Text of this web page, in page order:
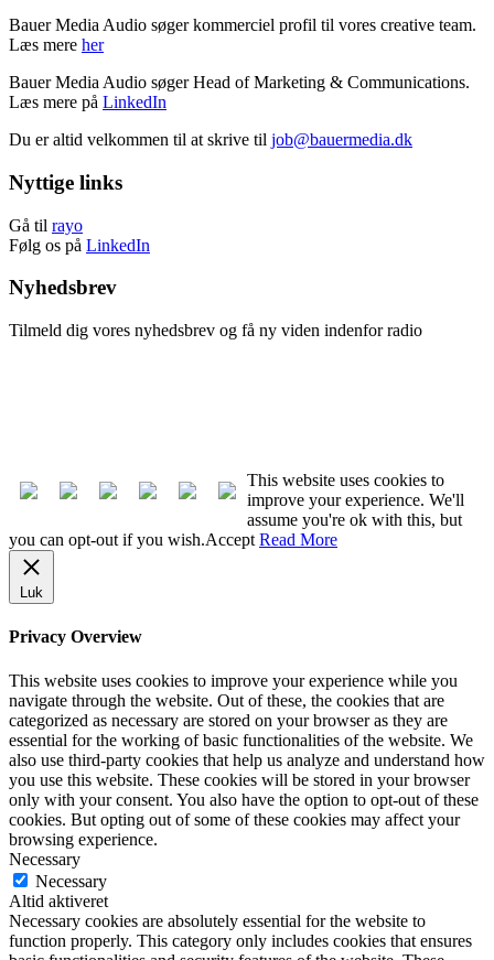
Bauer Media Audio søger kommerciel profil til vores creative team.
Læs mere her
Bauer Media Audio søger Head of Marketing & Communications.
Læs mere på LinkedIn
Du er altid velkommen til at skrive til job@bauermedia.dk
Nyttige links
Gå til rayo
Følg os på LinkedIn
Nyhedsbrev
Tilmeld dig vores nyhedsbrev og få ny viden indenfor radio
This website uses cookies to
improve your experience. We'll
assume you're ok with this, but
you can opt-out if you wish.Accept Read More
Luk
Privacy Overview
This website uses cookies to improve your experience while you
navigate through the website. Out of these, the cookies that are
categorized as necessary are stored on your browser as they are
essential for the working of basic functionalities of the website. We
also use third-party cookies that help us analyze and understand how
you use this website. These cookies will be stored in your browser
only with your consent. You also have the option to opt-out of these
cookies. But opting out of some of these cookies may affect your
browsing experience.
Necessary
Necessary
Altid aktiveret
Necessary cookies are absolutely essential for the website to
function properly. This category only includes cookies that ensures